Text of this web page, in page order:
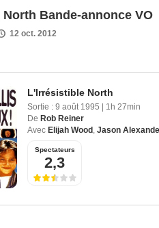
Bande-annonce VO
12 oct. 2012
L'Irrésistible North
Sortie : 9 août 1995
1h 27min
De Rob Reiner
Avec Elijah Wood , Jason
Spectateurs
2,3